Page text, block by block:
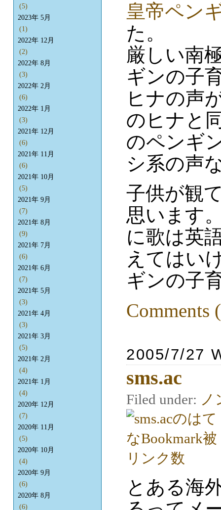
皇帝ペン
た。
厳しい南
ギンの子
ヒナの声
のヒナと
のペンギ
シ系の声
子供が観
思います
に歌は英
えてはい
ギンの子
Comments
2005/7/27
sms.ac
Filed under: ノ
とある海
(5)
2023年 5月
(1)
2022年 12月
(2)
2022年 8月
(3)
2022年 2月
(6)
2022年 1月
(3)
2021年 12月
(6)
2021年 11月
(6)
2021年 10月
(5)
2021年 9月
(7)
2021年 8月
(9)
2021年 7月
(6)
2021年 6月
(7)
2021年 5月
(3)
2021年 4月
(3)
2021年 3月
(5)
2021年 2月
(4)
2021年 1月
(4)
2020年 12月
(7)
2020年 11月
(5)
2020年 10月
(4)
2020年 9月
(6)
2020年 8月
(6)